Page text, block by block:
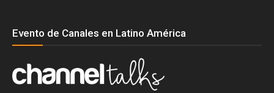
Evento de Canales en Latino América